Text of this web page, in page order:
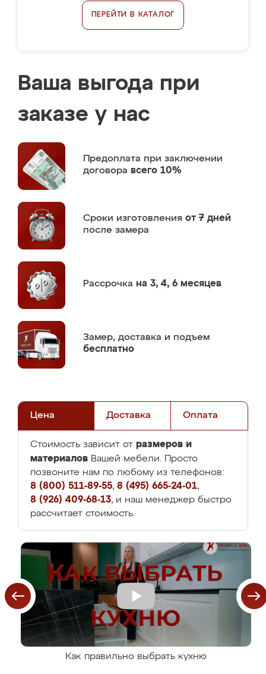
ПЕРЕЙТИ В КАТАЛОГ
Ваша выгода при
заказе у нас
Предоплата при заключении
договора всего 10%
Сроки изготовления от 7 дней
после замера
Рассрочка на 3, 4, 6 месяцев
Замер, доставка и подъем
бесплатно
Цена Доставка Оплата
Стоимость зависит от размеров и
материалов Вашей мебели. Просто
позвоните нам по любому из телефонов:
8 (800) 511-89-55, 8 (495) 665-24-01,
8 (926) 409-68-13, и наш менеджер быстро
рассчитает стоимость.
Как правильно выбрать кухню